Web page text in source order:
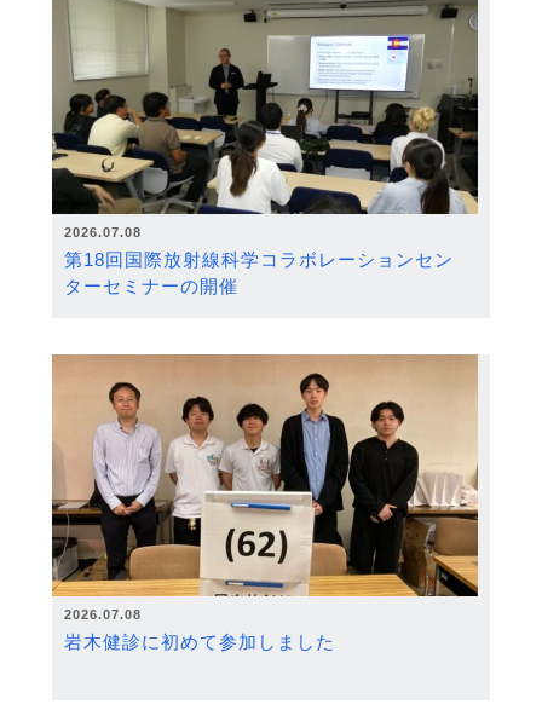
2026.07.08
第18回国際放射線科学コラボレーションセン
ターセミナーの開催
2026.07.08
岩木健診に初めて参加しました